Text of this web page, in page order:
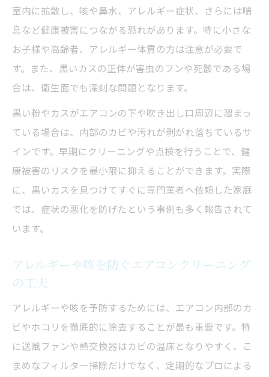
室内に拡散し、咳や鼻水、アレルギー症状、さらには喘
息など健康被害につながる恐れがあります。特に小さな
お子様や高齢者、アレルギー体質の方は注意が必要で
す。また、黒いカスの正体が害虫のフンや死骸である場
合は、衛生面でも深刻な問題となります。
黒い粉やカスがエアコンの下や吹き出し口周辺に溜まっ
ている場合は、内部のカビや汚れが剥がれ落ちているサ
インです。早期にクリーニングや点検を行うことで、健
康被害のリスクを最小限に抑えることができます。実際
に、黒いカスを見つけてすぐに専門業者へ依頼した家庭
では、症状の悪化を防げたという事例も多く報告されて
います。
アレルギーや咳を防ぐエアコンクリーニング
の工夫
アレルギーや咳を予防するためには、エアコン内部のカ
ビやホコリを徹底的に除去することが最も重要です。特
に送風ファンや熱交換器はカビの温床となりやすく、こ
まめなフィルター掃除だけでなく、定期的なプロによる